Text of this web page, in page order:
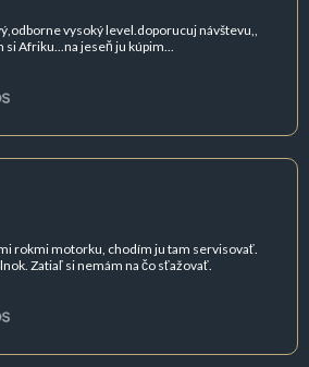
vysoký level.doporucuj návštevu,,
Afriku...na jeseň ju kúpim...
rokmi motorku, chodím ju tam servisovať.
Zatiaľ si nemám na čo sťažovať.